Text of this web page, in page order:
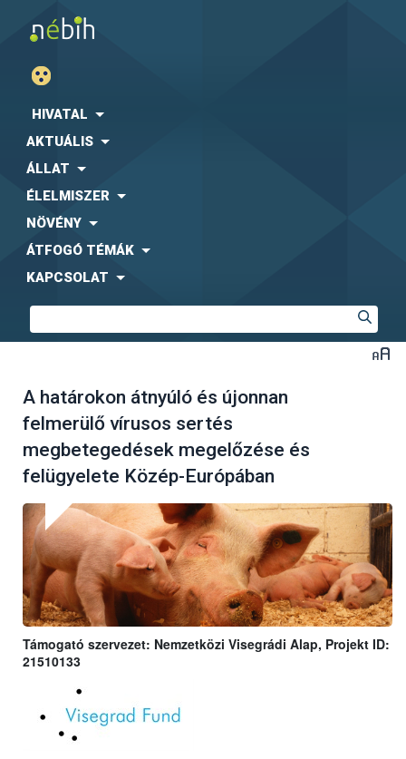
HIVATAL
AKTUÁLIS
ÁLLAT
ÉLELMISZER
NÖVÉNY
ÁTFOGÓ TÉMÁK
KAPCSOLAT
A határokon átnyúló és újonnan
felmerülő vírusos sertés
megbetegedések megelőzése és
felügyelete Közép-Európában
Támogató szervezet: Nemzetközi Visegrádi Alap, Projekt ID:
21510133